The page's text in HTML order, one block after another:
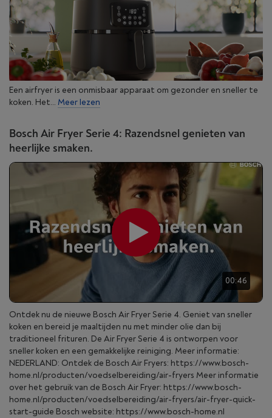
Een airfryer is een onmisbaar apparaat om gezonder en sneller te
koken. Het... Meer lezen
Bosch Air Fryer Serie 4: Razendsnel genieten van
heerlijke smaken.
00:46
Ontdek nu de nieuwe Bosch Air Fryer Serie 4. Geniet van sneller
koken en bereid je maaltijden nu met minder olie dan bij
traditioneel frituren. De Air Fryer Serie 4 is ontworpen voor
sneller koken en een gemakkelijke reiniging. Meer informatie:
NEDERLAND: Ontdek de Bosch Air Fryers: https://www.bosch-
home.nl/producten/voedselbereiding/air-fryers Meer informatie
over het gebruik van de Bosch Air Fryer: https://www.bosch-
home.nl/producten/voedselbereiding/air-fryers/air-fryer-quick-
start-guide Bosch website: https://www.bosch-home.nl